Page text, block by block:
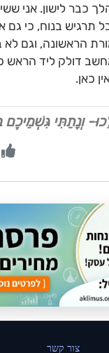
כבר לישון. אני
תרגיש בנוח, כי גם
הראשונה, וגם
דולק ליד הראש
כאן.
וְנָתַתִּי
צור קשר